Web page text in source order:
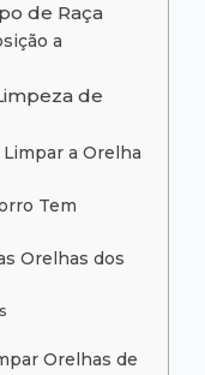
de Raça
a
de
a Orelha
Tem
Orelhas dos
Orelhas de